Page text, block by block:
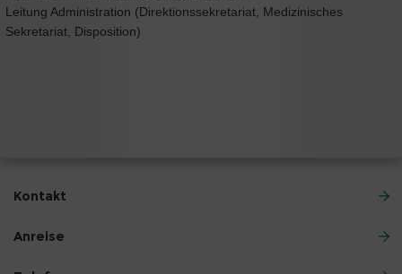
Leitung Administration (Direktionssekretariat, Medizinisches
Sekretariat, Disposition)
Kontakt
Anreise